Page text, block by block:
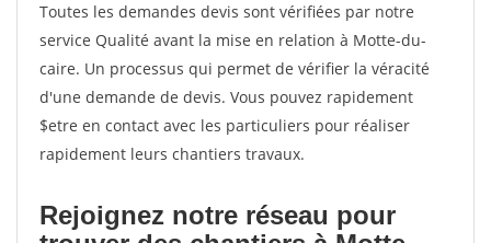
Toutes les demandes devis sont vérifiées par notre
service Qualité avant la mise en relation à Motte-du-
caire. Un processus qui permet de vérifier la véracité
d'une demande de devis. Vous pouvez rapidement
$etre en contact avec les particuliers pour réaliser
rapidement leurs chantiers travaux.
Rejoignez notre réseau pour